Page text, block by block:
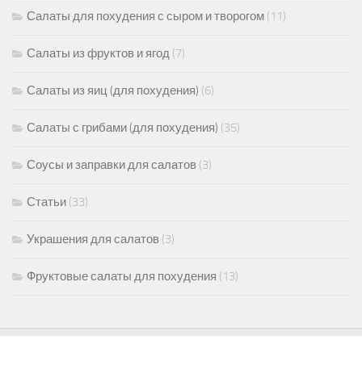
Салаты для похудения с сыром и творогом (11)
Салаты из фруктов и ягод (7)
Салаты из яиц (для похудения) (6)
Салаты с грибами (для похудения) (35)
Соусы и заправки для салатов (3)
Статьи (33)
Украшения для салатов (3)
Фруктовые салаты для похудения (13)